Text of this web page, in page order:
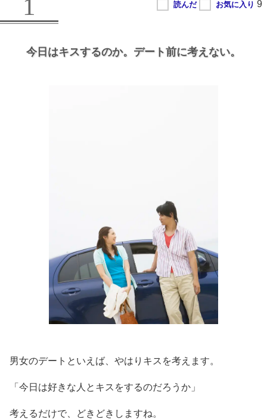
1
今日はキスするのか。 デート前に考えない。
男女のデートといえば、やはりキスを考えます。
「今日は好きな人とキスをするのだろうか」
考えるだけで、どきどきしますね。